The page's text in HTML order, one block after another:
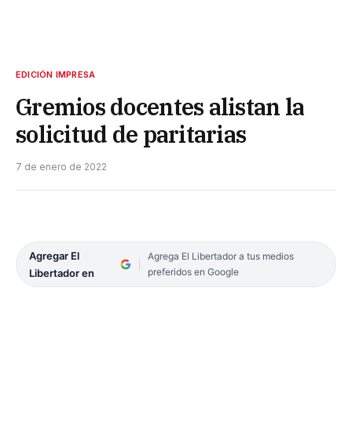
EDICIÓN IMPRESA
Gremios docentes alistan la
solicitud de paritarias
7 de enero de 2022
Agregar El
Libertador en
Agrega El Libertador a tus medios
preferidos en Google